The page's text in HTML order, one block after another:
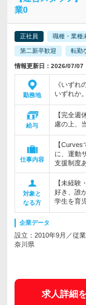
業0
正社員 職種・業種
第二新卒歓迎 転勤
情報更新日：2026/07/
勤務地
《いずれ
いずれか
給与
【完全
慮の上、
仕事内容
【
に、運動
支援制度
対象と
なる方
【未経
好き、誰
学生を育
企業データ
設立：2010年9月／従
奈川県
求人詳細